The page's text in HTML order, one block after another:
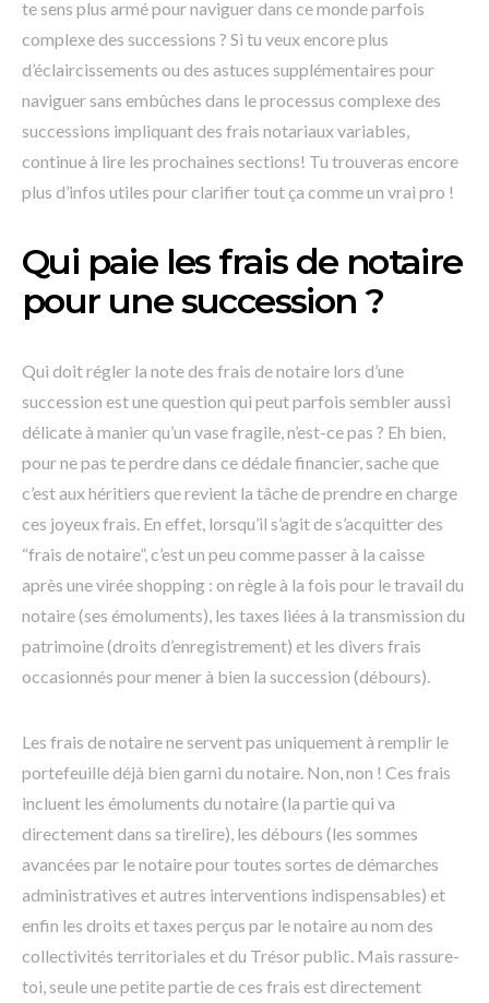
te sens plus armé pour naviguer dans ce monde parfois
complexe des successions ? Si tu veux encore plus
d’éclaircissements ou des astuces supplémentaires pour
naviguer sans embûches dans le processus complexe des
successions impliquant des frais notariaux variables,
continue à lire les prochaines sections! Tu trouveras encore
plus d’infos utiles pour clarifier tout ça comme un vrai pro !
Qui paie les frais de notaire
pour une succession ?
Qui doit régler la note des frais de notaire lors d’une
succession est une question qui peut parfois sembler aussi
délicate à manier qu’un vase fragile, n’est-ce pas ? Eh bien,
pour ne pas te perdre dans ce dédale financier, sache que
c’est aux héritiers que revient la tâche de prendre en charge
ces joyeux frais. En effet, lorsqu’il s’agit de s’acquitter des
“frais de notaire”, c’est un peu comme passer à la caisse
après une virée shopping : on règle à la fois pour le travail du
notaire (ses émoluments), les taxes liées à la transmission du
patrimoine (droits d’enregistrement) et les divers frais
occasionnés pour mener à bien la succession (débours).
Les frais de notaire ne servent pas uniquement à remplir le
portefeuille déjà bien garni du notaire. Non, non ! Ces frais
incluent les émoluments du notaire (la partie qui va
directement dans sa tirelire), les débours (les sommes
avancées par le notaire pour toutes sortes de démarches
administratives et autres interventions indispensables) et
enfin les droits et taxes perçus par le notaire au nom des
collectivités territoriales et du Trésor public. Mais rassure-
toi, seule une petite partie de ces frais est directement